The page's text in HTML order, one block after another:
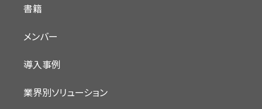
書籍
メンバー
導入事例
業界別ソリューション